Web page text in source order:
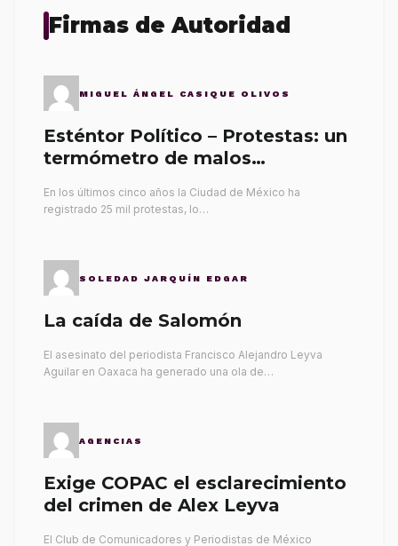
Firmas de Autoridad
MIGUEL ÁNGEL CASIQUE OLIVOS
Esténtor Político – Protestas: un
termómetro de malos
En los últimos cinco años la Ciudad de México ha
registrado 25 mil protestas, lo…
SOLEDAD JARQUÍN EDGAR
La caída de Salomón
El asesinato del periodista Francisco Alejandro Leyva
Aguilar en Oaxaca ha generado una ola de…
AGENCIAS
Exige COPAC el esclarecimiento
del crimen de Alex Leyva
El Club de Comunicadores y Periodistas de México